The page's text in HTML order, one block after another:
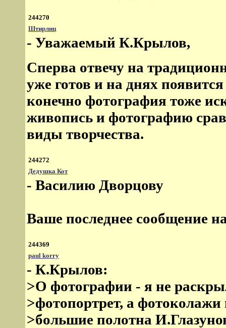
244270
Штирлиц
- Уважаемый К.Крылов,
Сперва отвечу на
уже готов и на днях
конечно фотография тоже
живопись и фотографию
виды творчества.
244272
Дедушка Кот
- Василию Дворцову
Ваше последнее сообщение
244369
paul korry
- К.Крылов:
>О фотографии - я не
>фотопортрет, а
>большие полотна